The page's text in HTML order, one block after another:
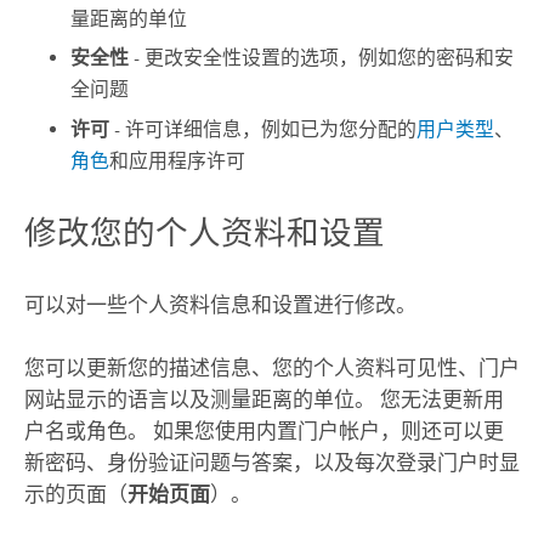
量距离的单位
安全性 - 更改安全性设置的选项，例如您的密码和安
全问题
许可 - 许可详细信息，例如已为您分配的用户类型、
角色和应用程序许可
修改您的个人资料和设置
可以对一些个人资料信息和设置进行修改。
您可以更新您的描述信息、您的个人资料可见性、门户
网站显示的语言以及测量距离的单位。 您无法更新用
户名或角色。 如果您使用内置门户帐户，则还可以更
新密码、身份验证问题与答案，以及每次登录门户时显
示的页面（开始页面）。